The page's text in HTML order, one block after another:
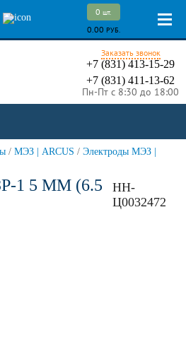
0 шт.
0.00 РУБ.
Заказать звонок
+7 (831) 413-15-29
+7 (831) 411-13-62
Пн-Пт с 8:30 до 18:00
/ МЭЗ | ARCUS / Электроды МЭЗ |
1 5 ММ (6.5
НН-
Ц0032472